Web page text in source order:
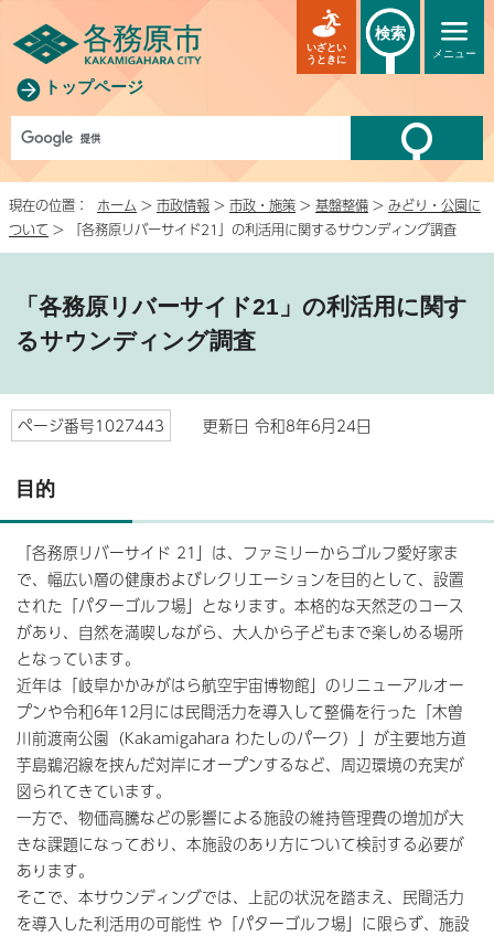
トップページ
メニュー
いざとい
うときに
検索
現在の位置： ホーム > 市政情報 > 市政・施策 > 基盤整備 > みどり・公園に
ついて > 「各務原リバーサイド21」の利活用に関するサウンディング調査
「各務原リバーサイド21」の利活用に関す
るサウンディング調査
ページ番号1027443 更新日 令和8年6月24日
目的
「各務原リバーサイド 21」は、ファミリーからゴルフ愛好家ま
で、幅広い層の健康およびレクリエーションを目的として、設置
された「パターゴルフ場」となります。本格的な天然芝のコース
があり、自然を満喫しながら、大人から子どもまで楽しめる場所
となっています。
近年は「岐阜かかみがはら航空宇宙博物館」のリニューアルオー
プンや令和6年12月には民間活力を導入して整備を行った「木曽
川前渡南公園（Kakamigahara わたしのパーク）」が主要地方道
芋島鵜沼線を挟んだ対岸にオープンするなど、周辺環境の充実が
図られてきています。
一方で、物価高騰などの影響による施設の維持管理費の増加が大
きな課題になっており、本施設のあり方について検討する必要が
あります。
そこで、本サウンディングでは、上記の状況を踏まえ、民間活力
を導入した利活用の可能性 や「パターゴルフ場」に限らず、施設